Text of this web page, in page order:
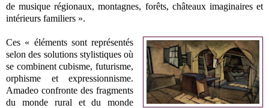
de musique régionaux, montagnes, forêts, châteaux imaginaires et
intérieurs familiers ».
Ces « éléments sont représentés
selon des solutions stylistiques où
se combinent cubisme, futurisme,
orphisme et expressionnisme.
Amadeo confronte des fragments
du monde rural et du monde